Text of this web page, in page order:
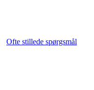
Ofte stillede spørgsmål